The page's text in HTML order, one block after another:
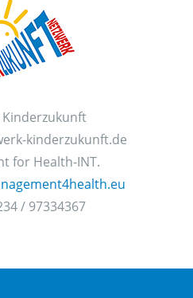
Kinderzukunft
kinderzukunft.de
for Health-INT.
/ 97334367